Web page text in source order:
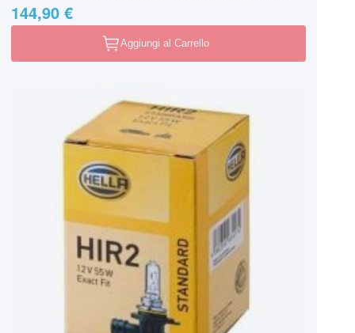
144,90 €
Aggiungi al Carrello